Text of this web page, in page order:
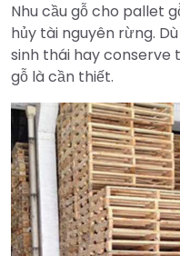
Nhu cầu gỗ cho pallet
hủy tài nguyên rừng.
sinh thái hay conserve
gỗ là cần thiết.